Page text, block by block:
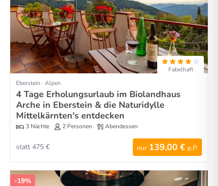
Fabelhaft
Eberstein · Alpen
4 Tage Erholungsurlaub im Biolandhaus
Arche in Eberstein & die Naturidylle
Mittelkärnten's entdecken
3 Nächte 2 Personen Abendessen
nur 139,00 € p.P.
statt 475 €
-19%